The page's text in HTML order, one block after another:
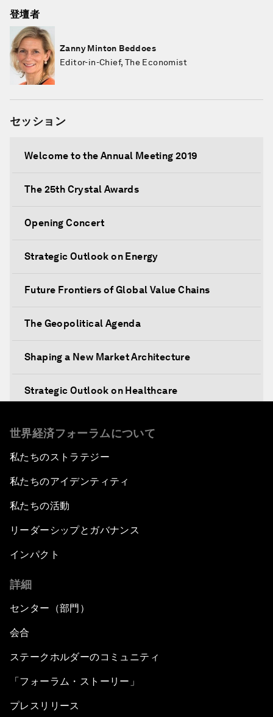
登壇者
Zanny Minton Beddoes
Editor-in-Chief, The Economist
セッション
Welcome to the Annual Meeting 2019
The 25th Crystal Awards
Opening Concert
Strategic Outlook on Energy
Future Frontiers of Global Value Chains
The Geopolitical Agenda
Shaping a New Market Architecture
Strategic Outlook on Healthcare
Water for Life
Strategic Outlook on the Digital Economy
Strategic Outlook on Consumption
The Modern History of Globalization
The Collapse of Cryptocurrency
Radically Reinventing Social Systems
世界経済フォーラムについて
私たちのストラテジー
私たちのアイデンティティ
私たちの活動
リーダーシップとガバナンス
インパクト
詳細
センター（部門）
会合
ステークホルダーのコミュニティ
「フォーラム・ストーリー」
プレスリリース